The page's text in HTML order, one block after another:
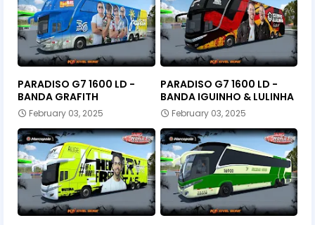
PARADISO G7 1600 LD -
BANDA GRAFITH
February 03, 2025
PARADISO G7 1600 LD -
BANDA IGUINHO & LULINHA
February 03, 2025